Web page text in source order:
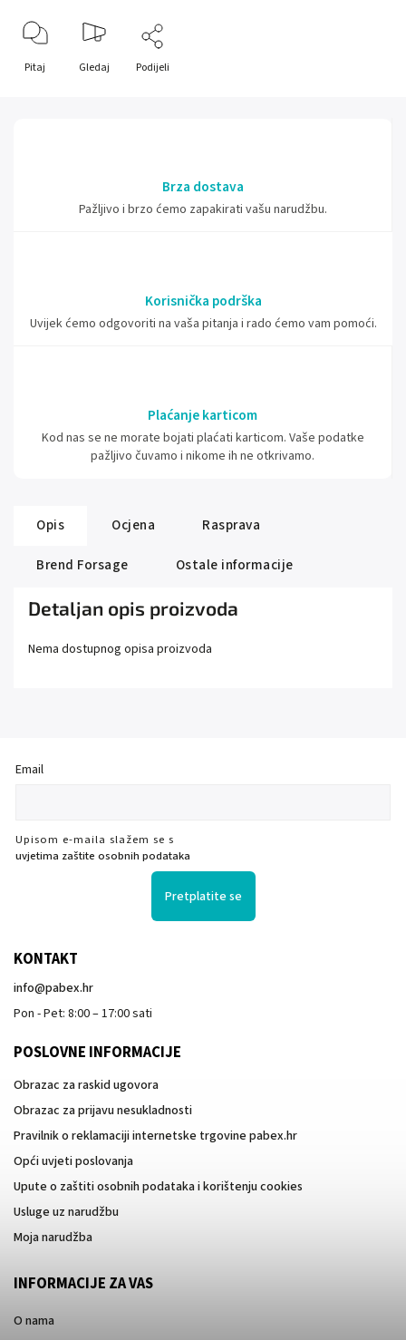
Pitaj Gledaj Podijeli
Brza dostava
Pažljivo i brzo ćemo zapakirati vašu narudžbu.
Korisnička podrška
Uvijek ćemo odgovoriti na vaša pitanja i rado ćemo vam pomoći.
Plaćanje karticom
Kod nas se ne morate bojati plaćati karticom. Vaše podatke
pažljivo čuvamo i nikome ih ne otkrivamo.
Opis Ocjena
Rasprava
Brend Forsage Ostale informacije
Detaljan opis proizvoda
Nema dostupnog opisa proizvoda
Email
Upisom e-maila slažem se s
uvjetima zaštite osobnih podataka
Pretplatite se
KONTAKT
info@pabex.hr
Pon - Pet: 8:00 – 17:00 sati
POSLOVNE INFORMACIJE
Obrazac za raskid ugovora
Obrazac za prijavu nesukladnosti
Pravilnik o reklamaciji internetske trgovine pabex.hr
Opći uvjeti poslovanja
Upute o zaštiti osobnih podataka i korištenju cookies
Usluge uz narudžbu
Moja narudžba
INFORMACIJE ZA VAS
O nama